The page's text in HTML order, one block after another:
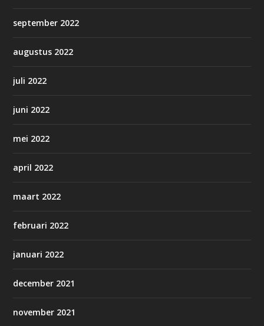
september 2022
augustus 2022
juli 2022
juni 2022
mei 2022
april 2022
maart 2022
februari 2022
januari 2022
december 2021
november 2021